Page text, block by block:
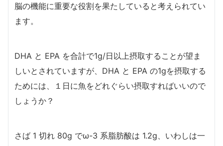
脳の機能に重要な役割を果たしていると考えられてい
ます。
DHA と EPA を合計で1g/日以上摂取することが望ま
しいとされていますが、DHA と EPA の1gを摂取する
ためには、１日に魚をどれぐらい摂取すればいいので
しょうか？
さば 1 切れ 80g でω-3 系脂肪酸は 1.2g、いわしは一